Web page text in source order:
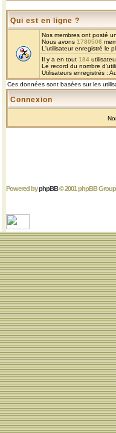
Qui est en ligne ?
Nos membres ont posté
Nous avons 1780506
L'utilisateur enregistré le
Il y a en tout 184
Le record du nombre
Utilisateurs enregistrés :
Ces données sont basées sur les
Connexion
Powered byphpBB© 2001 phpBB Group